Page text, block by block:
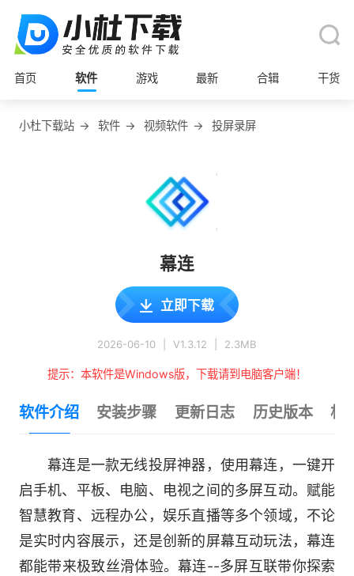
首页 软件 游戏 最新 合辑 干货
小杜下载站 → 软件 → 视频软件 → 投屏录屏
幕连
立即下载
2026-06-10 V1.3.12 2.3MB
提示：本软件是Windows版，下载请到电脑客户端！
软件介绍 安装步骤 更新日志 历史版本 相
幕连是一款无线投屏神器，使用幕连，一键开
启手机、平板、电脑、电视之间的多屏互动。赋能
智慧教育、远程办公，娱乐直播等多个领域，不论
是实时内容展示，还是创新的屏幕互动玩法，幕连
都能带来极致丝滑体验。幕连--多屏互联带你探索